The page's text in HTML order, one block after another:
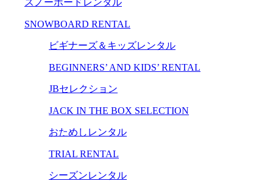
スノーボードレンタル
SNOWBOARD RENTAL
ビギナーズ＆キッズレンタル
BEGINNERS’ AND KIDS’ RENTAL
JBセレクション
JACK IN THE BOX SELECTION
おためしレンタル
TRIAL RENTAL
シーズンレンタル